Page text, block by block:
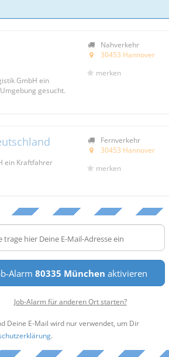
GmbH ein
gesucht.
Nahverkehr
30453 Hannover
merken
ein Kraftfahrer
Fernverkehr
30453 Hannover
merken
Alarm80335 München aktivieren
Job-Alarm für anderen Ort starten?
Deine E-Mail wird nur verwendet, um Dir
.